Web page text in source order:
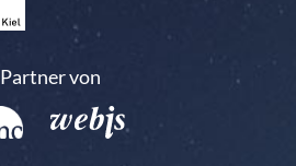
Partner von